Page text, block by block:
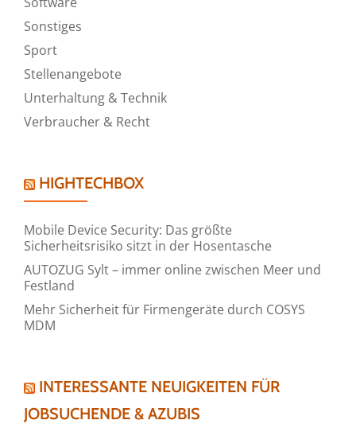
Sonstiges
Sport
Stellenangebote
Unterhaltung & Technik
Verbraucher & Recht
HIGHTECHBOX
Mobile Device Security: Das größte
Sicherheitsrisiko sitzt in der Hosentasche
AUTOZUG Sylt – immer online zwischen Meer und
Festland
Mehr Sicherheit für Firmengeräte durch COSYS
MDM
INTERESSANTE NEUIGKEITEN FÜR
JOBSUCHENDE & AZUBIS